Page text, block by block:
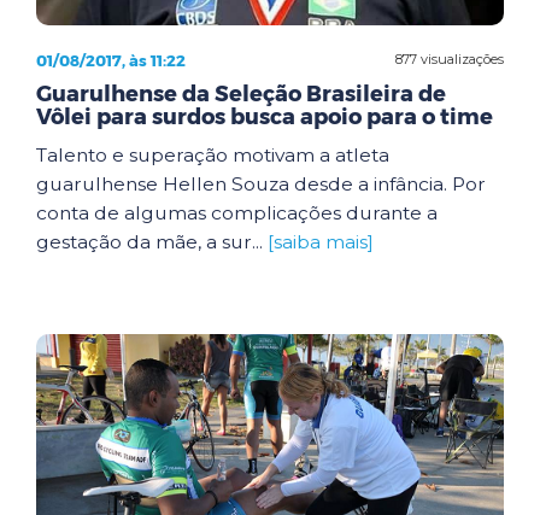
877 visualizações
01/08/2017, às 11:22
Guarulhense da Seleção Brasileira de
Vôlei para surdos busca apoio para o time
Talento e superação motivam a atleta
guarulhense Hellen Souza desde a infância. Por
conta de algumas complicações durante a
gestação da mãe, a sur... [saiba mais]